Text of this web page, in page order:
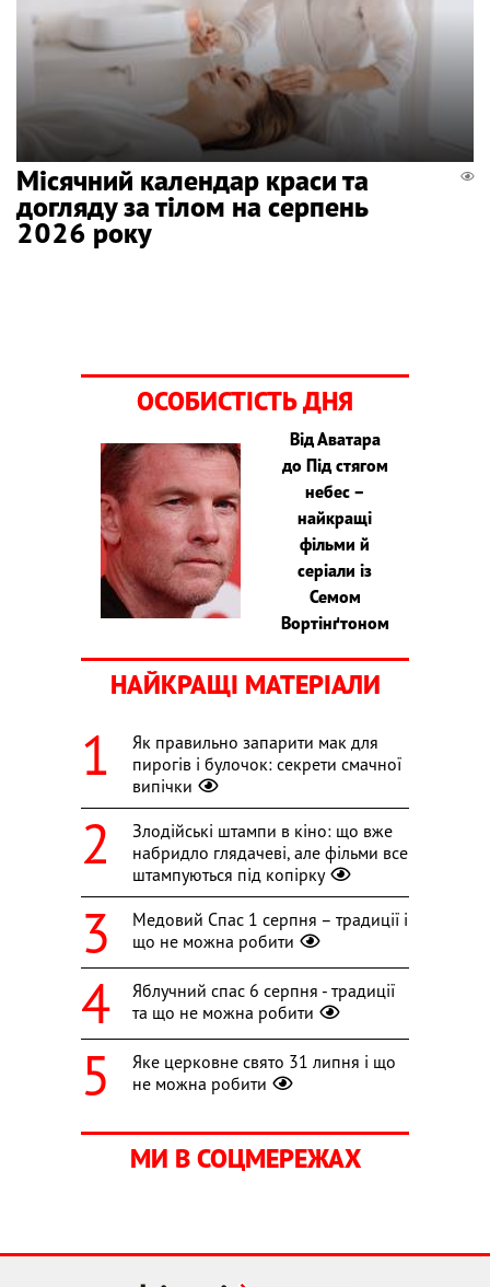
Місячний календар краси та
догляду за тілом на серпень
2026 року
ОСОБИСТІСТЬ ДНЯ
Від Аватара
до Під стягом
небес –
найкращі
фільми й
серіали із
Семом
Вортінґтоном
НАЙКРАЩІ МАТЕРІАЛИ
Як правильно запарити мак для
пирогів і булочок: секрети смачної
випічки
Злодійські штампи в кіно: що вже
набридло глядачеві, але фільми все
штампуються під копірку
Медовий Спас 1 серпня – традиції і
що не можна робити
Яблучний спас 6 серпня - традиції
та що не можна робити
Яке церковне свято 31 липня і що
не можна робити
МИ В СОЦМЕРЕЖАХ